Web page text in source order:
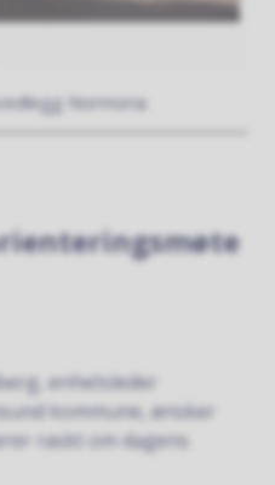
Normoria
enhetsleder
kommune, ønsker
raskt om dagens